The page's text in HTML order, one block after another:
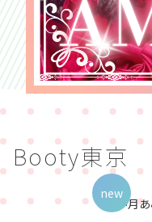
Booty東京
new